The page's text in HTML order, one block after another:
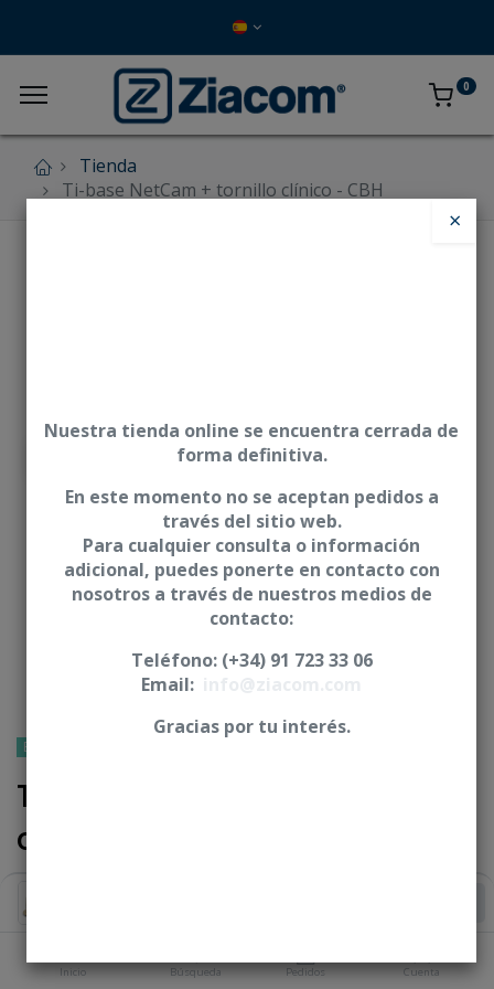
Inicio Búsqueda Pedidos Cuenta
0
Tienda
Ti-base NetCam + tornillo clínico - CBH
BIOHORIZONS®
Ti-base NetCam + tornillo
clínico - CBH
Iniciar sesión
×
Nuestra tienda online se encuentra cerrada de
forma definitiva.
En este momento no se aceptan pedidos a
través del sitio web.
Para cualquier consulta o información
adicional, puedes ponerte en contacto con
nosotros a través de nuestros medios de
contacto:
Teléfono: (+34) 91 723 33 06
Email:
Gracias por tu interés.